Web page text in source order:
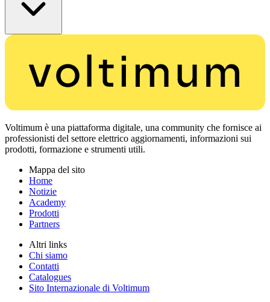
Voltimum è una piattaforma digitale, una community che fornisce ai
professionisti del settore elettrico aggiornamenti, informazioni sui
prodotti, formazione e strumenti utili.
Mappa del sito
Home
Notizie
Academy
Prodotti
Partners
Altri links
Chi siamo
Contatti
Catalogues
Sito Internazionale di Voltimum